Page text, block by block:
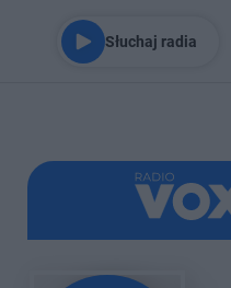
Słuchaj radia